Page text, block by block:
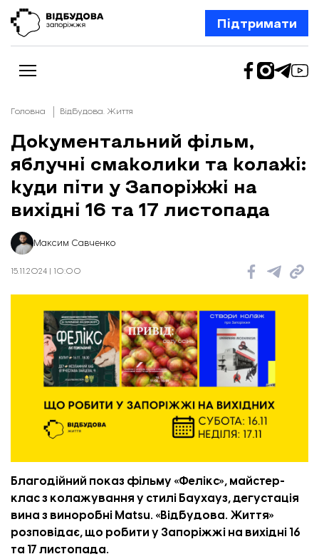
Підтримати
Новини
Відбудова Запоріжжя
Ексклюзив
Бізнес
Шлях додому
Колонки
Про нас
Редакційна політика
Головна Відбудова. Життя
Документальний фільм,
яблучні смаколики та колажі:
куди піти у Запоріжжі на
вихідні 16 та 17 листопада
Максим Савченко
15.11.2024 | 10:00
Благодійний показ фільму «Фелікс», майстер-
клас з колажування у стилі Баухауз, дегустація
вина з виноробні Matsu. «Відбудова. Життя»
розповідає, що робити у Запоріжжі на вихідні 16
та 17 листопада.